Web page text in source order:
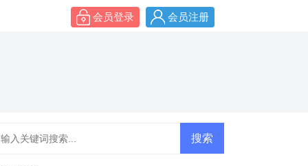
会员登录 会员注册